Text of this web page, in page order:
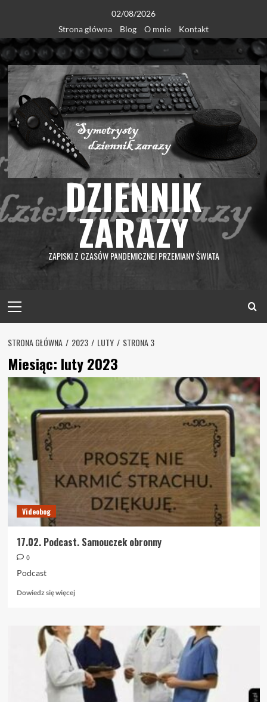
content
02/08/2026
Strona główna
Blog O mnie Kontakt
DZIENNIK
ZARAZY
ZAPISKI Z CZASÓW PANDEMICZNEJ PRZEMIANY ŚWIATA
Menu
STRONA GŁÓWNA 2023 LUTY STRONA 3
Miesiąc: luty 2023
Videobog
17.02. Podcast. Samouczek obronny
0
Podcast
Dowiedz się więcejDowiedz
17.02.
Podcast.
Samouczek
obronny